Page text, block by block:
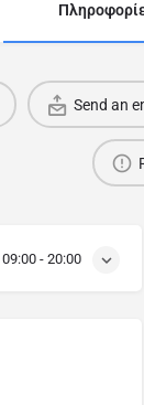
Send an
09:00 - 20:00